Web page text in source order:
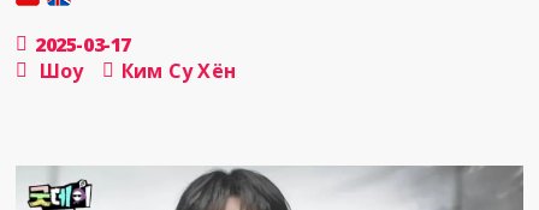
2025-03-17
Шоу
Ким Су Хён